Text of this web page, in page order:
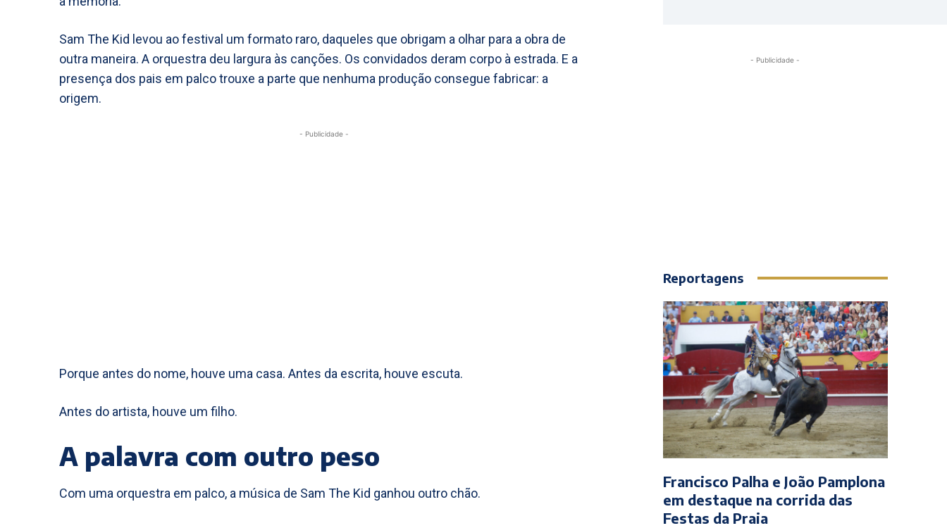
Sam The Kid levou ao festival um formato raro, daqueles que obrigam a olhar para a obra de
outra maneira. A orquestra deu largura às canções. Os convidados deram corpo à estrada. E a
presença dos pais em palco trouxe a parte que nenhuma produção consegue fabricar: a
origem.
- Publicidade -
Porque antes do nome, houve uma casa. Antes da escrita, houve escuta.
Antes do artista, houve um filho.
A palavra com outro peso
Com uma orquestra em palco, a música de Sam The Kid ganhou outro chão.
- Publicidade -
Reportagens
Francisco Palha e João Pamplona
em destaque na corrida das
Festas da Praia